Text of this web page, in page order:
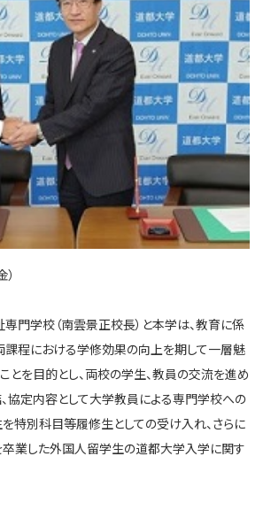
門学校（南雲景正校長）と本学は、教育に係
課程における学修効果の向上を期して一層魅
とを目的とし、両校の学生、教員の交流を進め
協定内容として大学教員による専門学校への
特別科目等履修生としての受け入れ、さらに
業した外国人留学生の道都大学入学に関す